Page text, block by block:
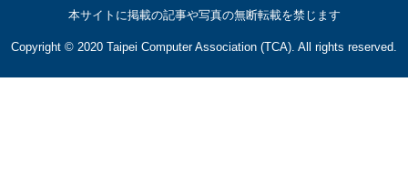
本サイトに掲載の記事や写真の無断転載を禁じます
Copyright © 2020 Taipei Computer Association (TCA). All rights reserved.